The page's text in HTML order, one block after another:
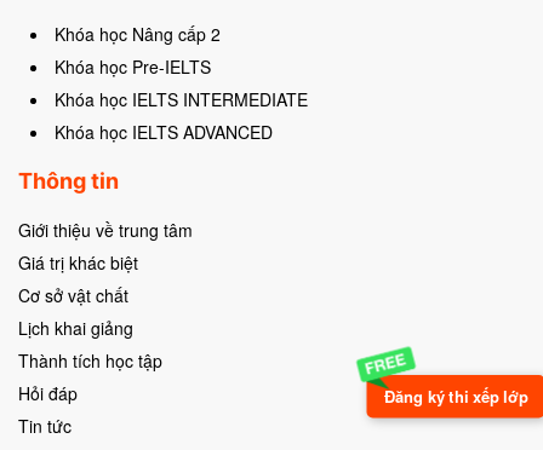
Khóa học Nâng cấp 2
Khóa học Pre-IELTS
Khóa học IELTS INTERMEDIATE
Khóa học IELTS ADVANCED
Thông tin
Giới thiệu về trung tâm
Giá trị khác biệt
Cơ sở vật chất
Lịch khai giảng
Thành tích học tập
Hỏi đáp
Tin tức
Đăng ký thi xếp lớp